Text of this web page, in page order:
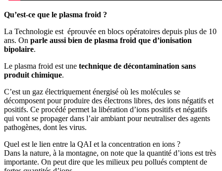
Qu’est-ce que le plasma froid ?
La Technologie est éprouvée en blocs opératoires depuis plus de 10
ans. On parle aussi bien de plasma froid que d’ionisation
bipolaire.
Le plasma froid est une technique de décontamination sans
produit chimique.
C’est un gaz électriquement énergisé où les molécules se
décomposent pour produire des électrons libres, des ions négatifs et
positifs. Ce procédé permet la libération d’ions positifs et négatifs
qui vont se propager dans l’air ambiant pour neutraliser des agents
pathogènes, dont les virus.
Quel est le lien entre la QAI et la concentration en ions ?
Dans la nature, à la montagne, on note que la quantité d’ions est très
importante. On peut dire que les milieux peu pollués comptent de